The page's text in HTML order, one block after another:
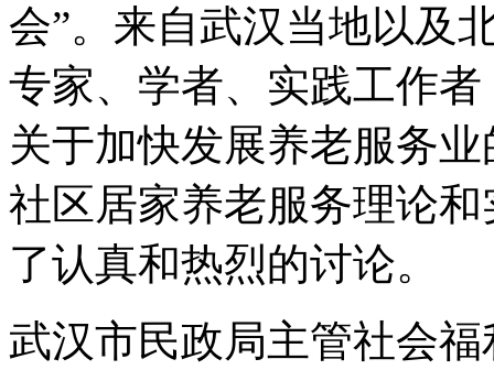
会”。来自武汉当地以及
专家、学者、实践工作
关于加快发展养老服务
社区居家养老服务理论
了认真和热烈的讨论。
武汉市民政局主管社会